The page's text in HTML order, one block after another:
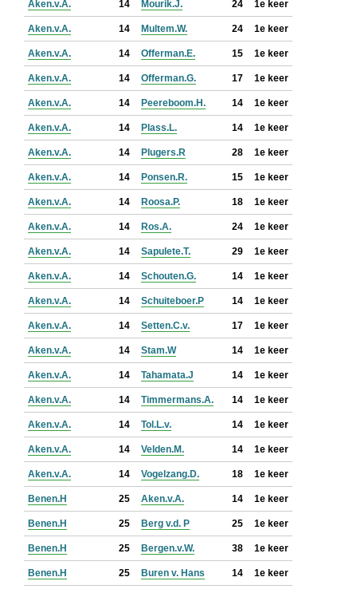
Aken.v.A. 14 Mourik.J. 24 1e keer
Aken.v.A. 14 Multem.W. 24 1e keer
Aken.v.A. 14 Offerman.E. 15 1e keer
Aken.v.A. 14 Offerman.G. 17 1e keer
Aken.v.A. 14 Peereboom.H. 14 1e keer
Aken.v.A. 14 Plass.L. 14 1e keer
Aken.v.A. 14 Plugers.R 28 1e keer
Aken.v.A. 14 Ponsen.R. 15 1e keer
Aken.v.A. 14 Roosa.P. 18 1e keer
Aken.v.A. 14 Ros.A. 24 1e keer
Aken.v.A. 14 Sapulete.T. 29 1e keer
Aken.v.A. 14 Schouten.G. 14 1e keer
Aken.v.A. 14 Schuiteboer.P 14 1e keer
Aken.v.A. 14 Setten.C.v. 17 1e keer
Aken.v.A. 14 Stam.W 14 1e keer
Aken.v.A. 14 Tahamata.J 14 1e keer
Aken.v.A. 14 Timmermans.A. 14 1e keer
Aken.v.A. 14 Tol.L.v. 14 1e keer
Aken.v.A. 14 Velden.M. 14 1e keer
Aken.v.A. 14 Vogelzang.D. 18 1e keer
Benen.H 25 Aken.v.A. 14 1e keer
Benen.H 25 Berg v.d. P 25 1e keer
Benen.H 25 Bergen.v.W. 38 1e keer
Benen.H 25 Buren v. Hans 14 1e keer